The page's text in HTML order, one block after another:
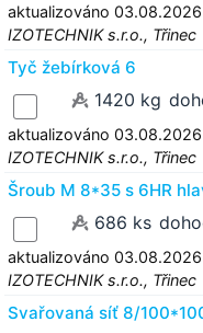
aktualizováno 03.08.2026
IZOTECHNIK s.r.o., Třinec
Tyč žebírková 6
1420 kg
aktualizováno 03.08.2026
IZOTECHNIK s.r.o., Třinec
Šroub M 8*35 s 6HR
686 ks
aktualizováno 03.08.2026
IZOTECHNIK s.r.o., Třinec
Svařovaná síť 8/